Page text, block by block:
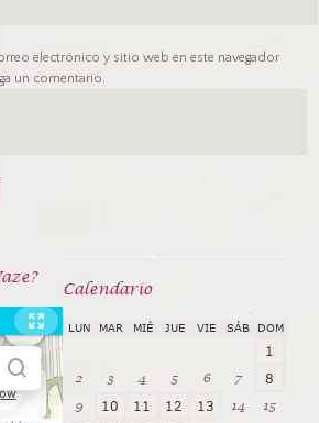
electrónico y sitio web en este navegador
un comentario.
Calendarío
LUN MAR MIÉ JUE VIE SÁB DOM
1
2 3 4 5 6 7 8
9 10 11 12 13 14 15